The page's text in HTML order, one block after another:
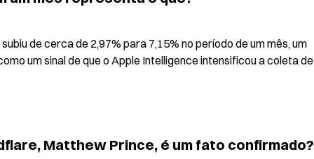
de cerca de 2,97% para 7,15% no período de um mês, um
um sinal de que o Apple Intelligence intensificou a coleta de
Matthew Prince, é um fato confirmado?